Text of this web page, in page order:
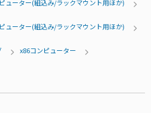
ューター(組込み/ラックマウント用ほか)
ューター(組込み/ラックマウント用ほか)
x86コンピューター